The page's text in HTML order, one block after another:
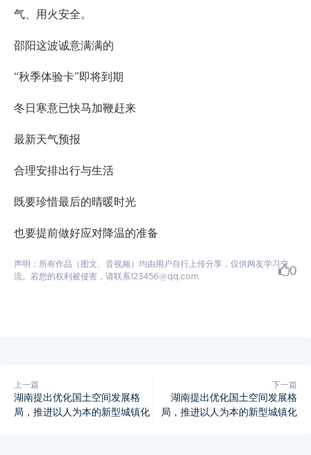
气、用火安全。
邵阳这波诚意满满的
“秋季体验卡”即将到期
冬日寒意已快马加鞭赶来
最新天气预报
合理安排出行与生活
既要珍惜最后的晴暖时光
也要提前做好应对降温的准备
声明：所有作品（图文、音视频）均由用户自行上传分享，仅供网友学习交
流。若您的权利被侵害，请联系123456@qq.com
0
上一篇
湖南提出优化国土空间发展格
局，推进以人为本的新型城镇化
下一篇
湖南提出优化国土空间发展格
局，推进以人为本的新型城镇化